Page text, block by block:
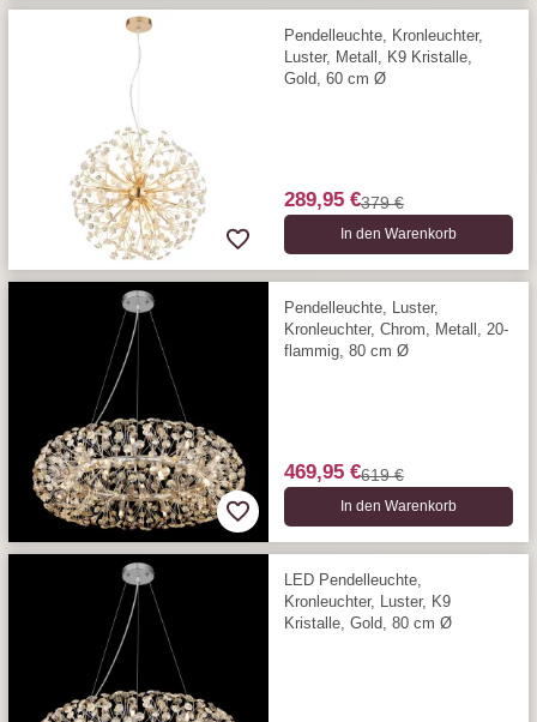
Pendelleuchte, Kronleuchter,
Luster, Metall, K9 Kristalle,
Gold, 60 cm Ø
289,95 €379 €
In den Warenkorb
Pendelleuchte, Luster,
Kronleuchter, Chrom, Metall, 20-
flammig, 80 cm Ø
469,95 €619 €
In den Warenkorb
LED Pendelleuchte,
Kronleuchter, Luster, K9
Kristalle, Gold, 80 cm Ø